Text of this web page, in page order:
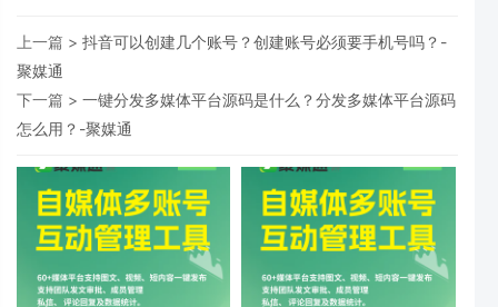
上一篇 > 抖音可以创建几个账号？创建账号必须要手机号吗？-
聚媒通
下一篇 > 一键分发多媒体平台源码是什么？分发多媒体平台源码
怎么用？-聚媒通